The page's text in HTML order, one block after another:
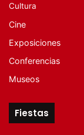
Cultura
Cine
Exposiciones
Conferencias
Museos
Fiestas